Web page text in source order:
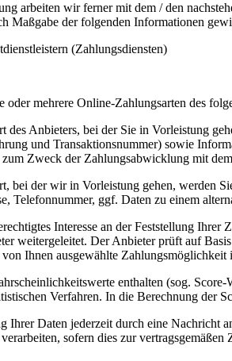
arbeiten wir ferner mit dem / den
Maßgabe der folgenden Informationen
(Zahlungsdiensten)
oder mehrere Online-Zahlungsarten des
des Anbieters, bei der Sie in Vorleistung
und Transaktionsnummer) sowie
Zweck der Zahlungsabwicklung mit
bei der wir in Vorleistung gehen, werden
Telefonnummer, ggf. Daten zu einem
Interesse an der Feststellung
weitergeleitet. Der Anbieter prüft auf
Ihnen ausgewählte
enthalten (sog.
Verfahren. In die Berechnung der
Ihrer Daten jederzeit durch eine Nachricht
sofern dies zur